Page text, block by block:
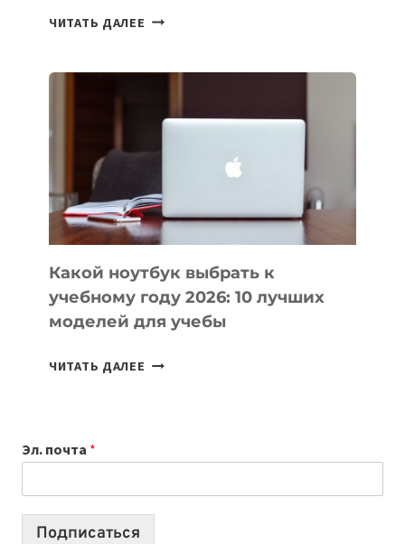
ЧИТАТЬ ДАЛЕЕ 7
ПОМОГАЮТ
СОЗДАВАТЬ
БЕЗ
СЛОЖНОГО
КОДА
Какой ноутбук выбрать к
учебному году 2026: 10 лучших
моделей для учебы
ЧИТАТЬ ДАЛЕЕ КАКОЙ
2026:
10
Эл. почта *
Подписаться